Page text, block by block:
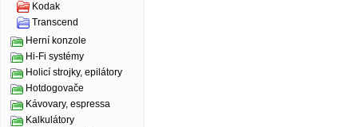
Kodak
Transcend
Herní konzole
Hi-Fi systémy
Holicí strojky, epilátory
Hotdogovače
Kávovary, espressa
Kalkulátory